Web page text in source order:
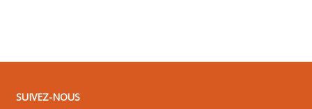
SUIVEZ-NOUS